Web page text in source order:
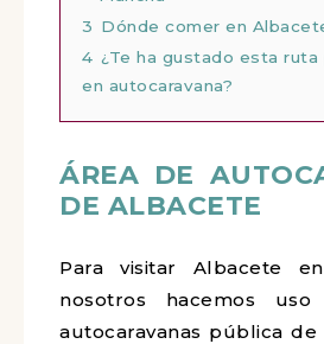
3 Dónde comer en
4 ¿Te ha gustado esta
en autocaravana?
ÁREA DE
DE ALBACETE
Para visitar Albacete
nosotros hacemos
autocaravanas pública